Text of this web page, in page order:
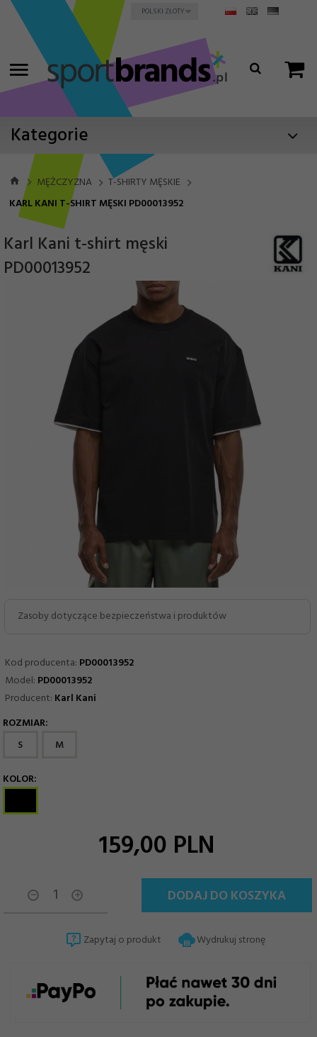
currency_h
POLSKI ZŁOTY
Kategorie
MĘŻCZYZNA
T-SHIRTY MĘSKIE
KARL KANI T-SHIRT MĘSKI PD00013952
Karl Kani t-shirt męski
PD00013952
Zasoby dotyczące bezpieczeństwa i produktów
Kod producenta: PD00013952
Model: PD00013952
Producent: Karl Kani
ROZMIAR:
S
M
KOLOR:
159,00 PLN
DODAJ DO KOSZYKA
Zapytaj o produkt Wydrukuj stronę